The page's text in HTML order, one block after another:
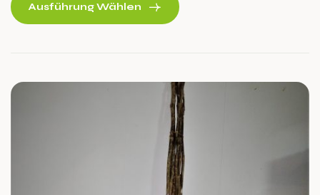
Ausführung Wählen